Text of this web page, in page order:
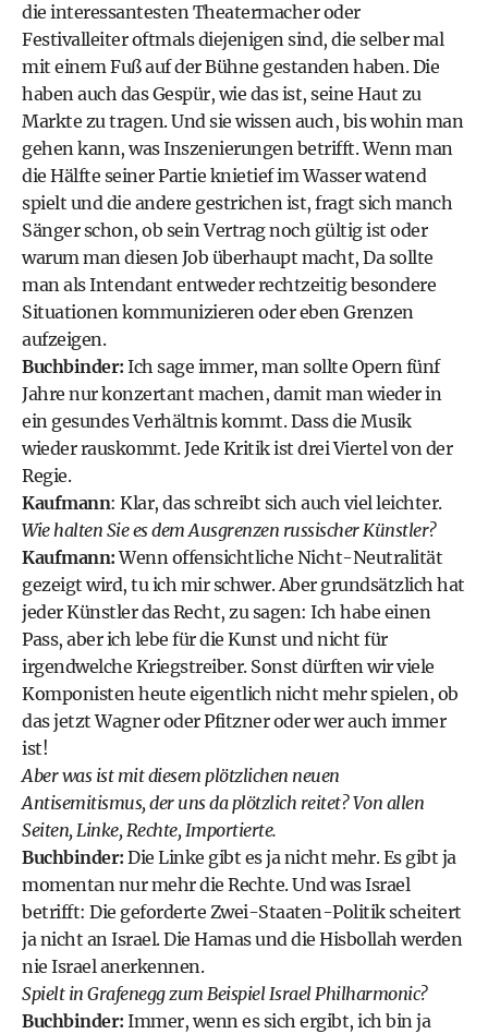
die interessantesten Theatermacher oder
Festivalleiter oftmals diejenigen sind, die selber mal
mit einem Fuß auf der Bühne gestanden haben. Die
haben auch das Gespür, wie das ist, seine Haut zu
Markte zu tragen. Und sie wissen auch, bis wohin man
gehen kann, was Inszenierungen betrifft. Wenn man
die Hälfte seiner Partie knietief im Wasser watend
spielt und die andere gestrichen ist, fragt sich manch
Sänger schon, ob sein Vertrag noch gültig ist oder
warum man diesen Job überhaupt macht, Da sollte
man als Intendant entweder rechtzeitig besondere
Situationen kommunizieren oder eben Grenzen
aufzeigen.
Buchbinder: Ich sage immer, man sollte Opern fünf
Jahre nur konzertant machen, damit man wieder in
ein gesundes Verhältnis kommt. Dass die Musik
wieder rauskommt. Jede Kritik ist drei Viertel von der
Regie.
Kaufmann: Klar, das schreibt sich auch viel leichter.
Wie halten Sie es dem Ausgrenzen russischer Künstler?
Kaufmann:Wenn offensichtliche Nicht-Neutralität
gezeigt wird, tu ich mir schwer. Aber grundsätzlich hat
jeder Künstler das Recht, zu sagen: Ich habe einen
Pass, aber ich lebe für die Kunst und nicht für
irgendwelche Kriegstreiber. Sonst dürften wir viele
Komponisten heute eigentlich nicht mehr spielen, ob
das jetzt Wagner oder Pfitzner oder wer auch immer
ist!
Aber was ist mit diesem plötzlichen neuen
Antisemitismus, der uns da plötzlich reitet? Von allen
Seiten, Linke, Rechte, Importierte.
Buchbinder: Die Linke gibt es ja nicht mehr. Es gibt ja
momentan nur mehr die Rechte. Und was Israel
betrifft: Die geforderte Zwei-Staaten-Politik scheitert
ja nicht an Israel. Die Hamas und die Hisbollah werden
nie Israel anerkennen.
Spielt in Grafenegg zum BeispielIsrael Philharmonic?
Buchbinder: Immer, wenn es sich ergibt, ich bin ja